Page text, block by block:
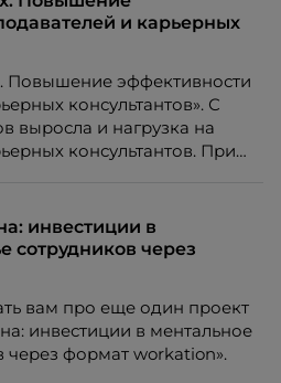
ровно обратное тому, что
Автор свежего выпуска
лектор НИУ ВШЭ и
женской карьеры».
и карьерных
Повышение эффективности
консультантов». С
выросла и нагрузка на
консультантов. При
сотрудников, ускорить
поддержки и
команды. Так и
инвестиции в
сотрудников через
вам про еще один проект
инвестиции в ментальное
через формат workation».